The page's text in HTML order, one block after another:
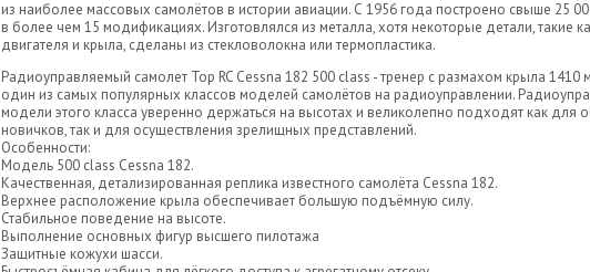
из наиболее массовых самолётов в истории авиации. С 1956 года построено свыше 25
в более чем 15 модификациях. Изготовлялся из металла, хотя некоторые детали, такие
двигателя и крыла, сделаны из стекловолокна или термопластика.
Радиоуправляемый самолет Top RC Cessna 182 500 class - тренер с размахом крыла 1410
один из самых популярных классов моделей самолётов на радиоуправлении.
модели этого класса уверенно держаться на высотах и великолепно подходят как для
новичков, так и для осуществления зрелищных представлений.
Особенности:
Модель 500 class Cessna 182.
Качественная, детализированная реплика известного самолёта Cessna 182.
Верхнее расположение крыла обеспечивает большую подъёмную силу.
Стабильное поведение на высоте.
Выполнение основных фигур высшего пилотажа
Защитные кожухи шасси.